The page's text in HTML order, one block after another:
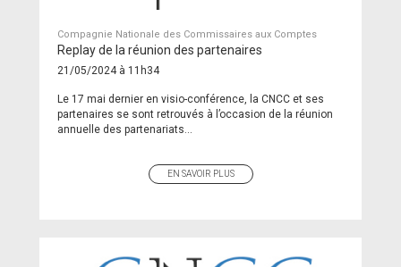
Compagnie Nationale des Commissaires aux Comptes
Replay de la réunion des partenaires
21/05/2024 à 11h34
Le 17 mai dernier en visio-conférence, la CNCC et ses
partenaires se sont retrouvés à l’occasion de la réunion
annuelle des partenariats...
EN SAVOIR PLUS